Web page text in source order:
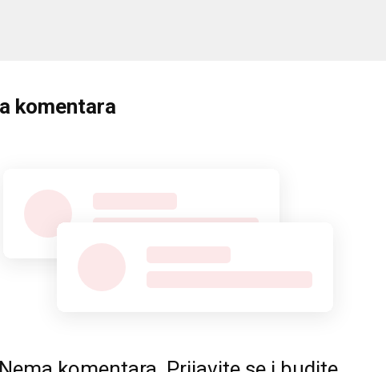
komentara